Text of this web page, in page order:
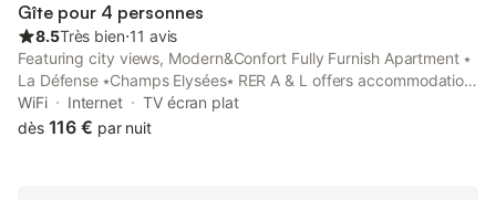
Gîte pour 4 personnes
8.5Très bien⋅11 avis
Featuring city views, Modern&Confort Fully Furnish Apartment ⭑
La Défense ⭑Champs Elysées⭑ RER A & L offers accommodation
with a balcony, around 14 km from Palais des Congrès de Paris.
It is set 15 km from Arc de Triomphe and features a lift.
WiFi Internet
TV écran plat
dès 116 € par nuit